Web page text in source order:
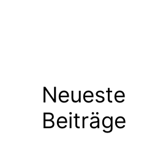
Neueste
Beiträge